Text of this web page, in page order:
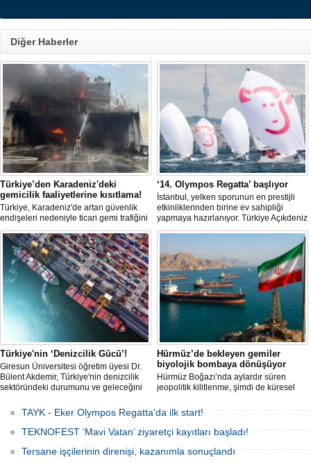
Diğer Haberler
Türkiye’den Karadeniz'deki
gemicilik faaliyetlerine kısıtlama!
Türkiye, Karadeniz'de artan güvenlik
endişeleri nedeniyle ticari gemi trafiğini
kısıtlamaya başladı. Bu durum,
bölgedeki gıda güvenliğini tehdit ediyor.
‘14. Olympos Regatta’ başlıyor
İstanbul, yelken sporunun en prestijli
etkinliklerinden birine ev sahipliği
yapmaya hazırlanıyor. Türkiye Açıkdeniz
Yarış Kulübü (TAYK), Türkiye Yelken
birliğiyle hayata geçirilecek olan 14.
TAYK - Eker Olympos Regatta, 7
Ağustos'ta start alacak ve 16 Ağustos'a
kadar deniz tutkunlarını bir araya
getirecek. "Rüzgâ
Türkiye'nin ‘Denizcilik Gücü’!
Giresun Üniversitesi öğretim üyesi Dr.
Bülent Akdemir, Türkiye'nin denizcilik
sektöründeki durumunu ve geleceğini
Hürmüz’de bekleyen gemiler
biyolojik bombaya dönüşüyor
Hürmüz Boğazı’nda aylardır süren
jeopolitik kilitlenme, şimdi de küresel
aralamış olabilir. Sıcak sularda
hareketsiz bekleyen binden fazla gemi,
istilacı deniz canlıları için devasa bir
üreme merkezine dönüşmüş durumda.
TAYK - Eker Olympos Regatta'da ilk start!
TEKNOFEST ‘Mavi Vatan’ ziyaretçi kayıtları başladı!
Tersane işçilerinin direnişi, kazanımla sonuçlandı